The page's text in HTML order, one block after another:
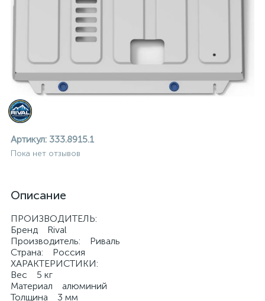
Артикул: 333.8915.1
Пока нет отзывов
Описание
ПРОИЗВОДИТЕЛЬ:
Бренд Rival
Производитель: Риваль
Страна: Россия
ХАРАКТЕРИСТИКИ:
Вес 5 кг
Материал алюминий
Толщина 3 мм